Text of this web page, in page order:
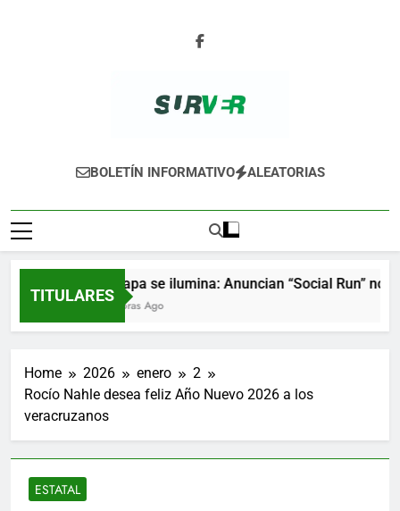
SURVER
BOLETÍN INFORMATIVO ALEATORIAS
TITULARES
Xalapa se ilumina: Anuncian “Social Run”
4 Horas Ago
Home 2026 enero
2
Rocío Nahle desea feliz Año Nuevo 2026 a los
veracruzanos
ESTATAL